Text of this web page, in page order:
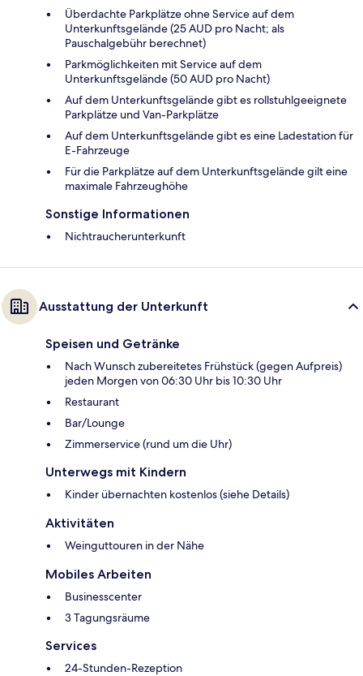
Überdachte Parkplätze ohne Service auf dem
Unterkunftsgelände (25 AUD pro Nacht; als
Pauschalgebühr berechnet)
Parkmöglichkeiten mit Service auf dem
Unterkunftsgelände (50 AUD pro Nacht)
Auf dem Unterkunftsgelände gibt es rollstuhlgeeignete
Parkplätze und Van-Parkplätze
Auf dem Unterkunftsgelände gibt es eine Ladestation für
E-Fahrzeuge
Für die Parkplätze auf dem Unterkunftsgelände gilt eine
maximale Fahrzeughöhe
Sonstige Informationen
Nichtraucherunterkunft
Ausstattung der Unterkunft
Speisen und Getränke
Nach Wunsch zubereitetes Frühstück (gegen Aufpreis)
jeden Morgen von 06:30 Uhr bis 10:30 Uhr
Restaurant
Bar/Lounge
Zimmerservice (rund um die Uhr)
Unterwegs mit Kindern
Kinder übernachten kostenlos (siehe Details)
Aktivitäten
Weinguttouren in der Nähe
Mobiles Arbeiten
Businesscenter
3 Tagungsräume
Services
24-Stunden-Rezeption